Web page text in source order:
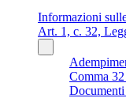
Informazioni
Art. 1, c. 32,
Comma